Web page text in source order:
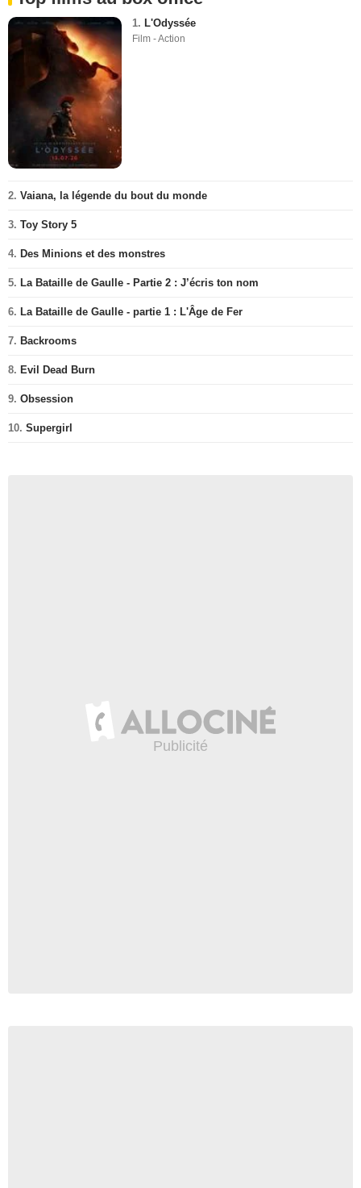
1. L'Odyssée
Film - Action
2. Vaiana, la légende du bout du monde
3. Toy Story 5
4. Des Minions et des monstres
5. La Bataille de Gaulle - Partie 2 : J’écris ton nom
6. La Bataille de Gaulle - partie 1 : L'Âge de Fer
7. Backrooms
8. Evil Dead Burn
9. Obsession
10. Supergirl